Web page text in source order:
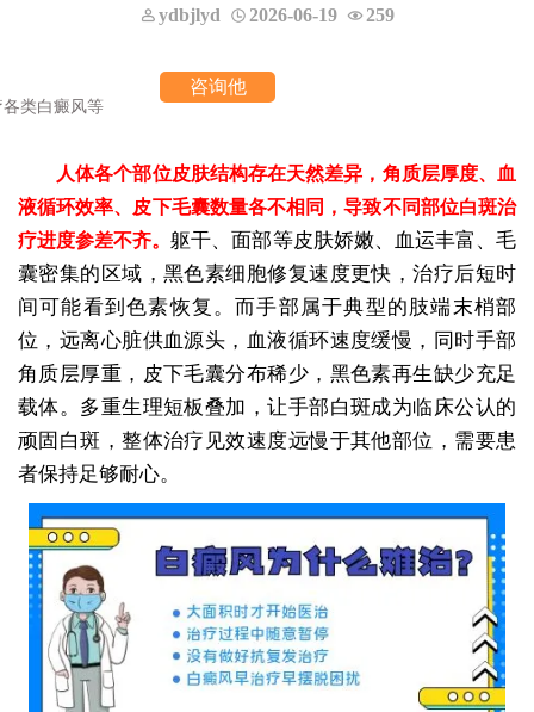
ydbjlyd 2026-06-19 259
人体各个部位皮肤结构存在天然差异，角质层厚度、血
液循环效率、皮下毛囊数量各不相同，导致不同部位白斑治
疗进度参差不齐。躯干、面部等皮肤娇嫩、血运丰富、毛
囊密集的区域，黑色素细胞修复速度更快，治疗后短时
间可能看到色素恢复。而手部属于典型的肢端末梢部
位，远离心脏供血源头，血液循环速度缓慢，同时手部
角质层厚重，皮下毛囊分布稀少，黑色素再生缺少充足
载体。多重生理短板叠加，让手部白斑成为临床公认的
顽固白斑，整体治疗见效速度远慢于其他部位，需要患
者保持足够耐心。